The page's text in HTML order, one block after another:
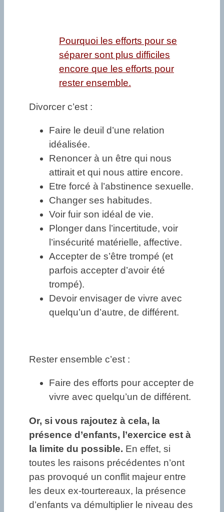
Pourquoi les efforts pour se
séparer sont plus difficiles
encore que les efforts pour
rester ensemble.
Divorcer c’est :
Faire le deuil d’une relation
idéalisée.
Renoncer à un être qui nous
attirait et qui nous attire encore.
Etre forcé à l’abstinence sexuelle.
Changer ses habitudes.
Voir fuir son idéal de vie.
Plonger dans l’incertitude, voir
l’insécurité matérielle, affective.
Accepter de s’être trompé (et
parfois accepter d’avoir été
trompé).
Devoir envisager de vivre avec
quelqu’un d’autre, de différent.
Rester ensemble c’est :
Faire des efforts pour accepter de
vivre avec quelqu’un de différent.
Or, si vous rajoutez à cela, la
présence d’enfants, l’exercice est à
la limite du possible. En effet, si
toutes les raisons précédentes n’ont
pas provoqué un conflit majeur entre
les deux ex-tourtereaux, la présence
d’enfants va démultiplier le niveau des